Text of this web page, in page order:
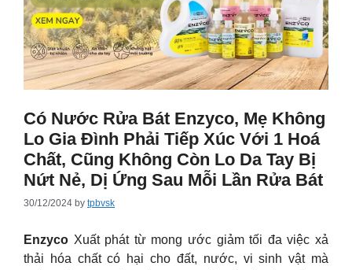
Có Nước Rửa Bát Enzyco, Mẹ Không
Lo Gia Đình Phải Tiếp Xúc Với 1 Hoá
Chất, Cũng Không Còn Lo Da Tay Bị
Nứt Nẻ, Dị Ứng Sau Mỗi Lần Rửa Bát
30/12/2024 by tpbvsk
Enzyco Xuất phát từ mong ước giảm tối đa việc xả
thải hóa chất có hại cho đất, nước, vi sinh vật mà